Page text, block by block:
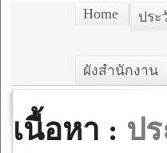
Home ประ
ผังสำนักงาน
เนื้อหา : ป